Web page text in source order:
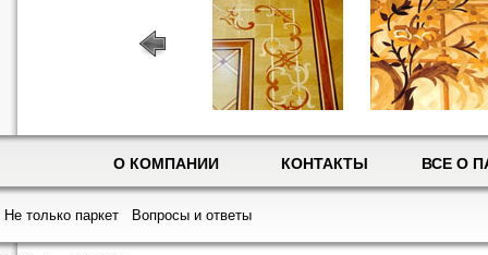
О КОМПАНИИ КОНТАКТЫ ВСЕ О
Не только паркет Вопросы и ответы